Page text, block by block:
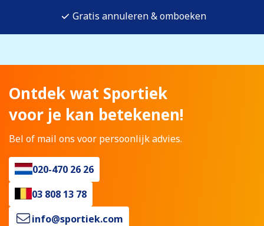
Gratis annuleren & omboeken
Ontdek wat Sportiek
voor je kan betekenen!
Bel of mail ons voor persoonlijk advies.
020-470 26 26
03 808 13 78
info@sportiek.com